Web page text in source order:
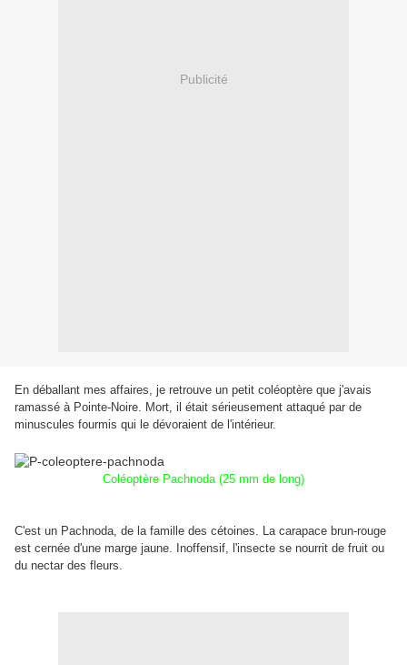
Publicité
En déballant mes affaires, je retrouve un petit coléoptère que j'avais
ramassé à Pointe-Noire. Mort, il était sérieusement attaqué par de
minuscules fourmis qui le dévoraient de l'intérieur.
Coléoptère Pachnoda (25 mm de long)
C'est un Pachnoda, de la famille des cétoines. La carapace brun-rouge
est cernée d'une marge jaune. Inoffensif, l'insecte se nourrit de fruit ou
du nectar des fleurs.